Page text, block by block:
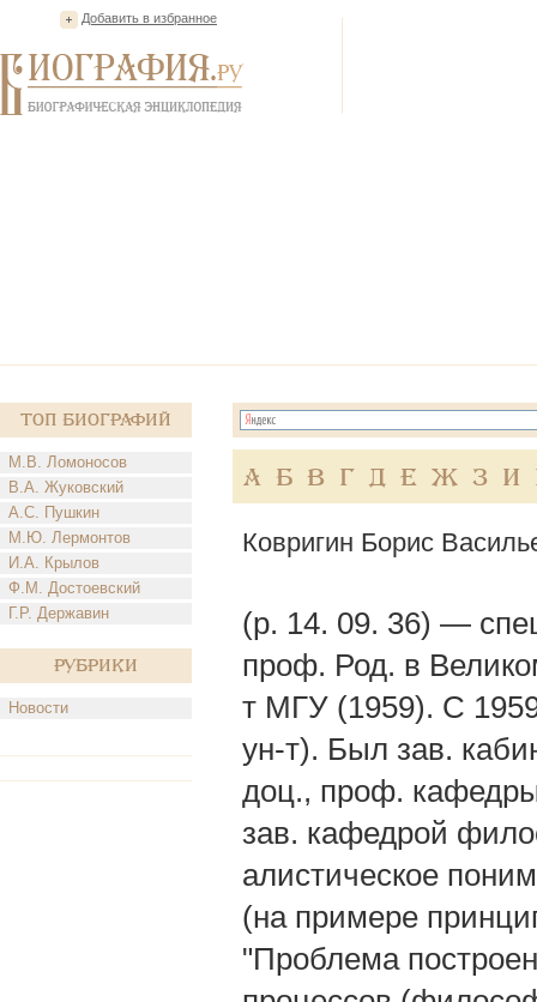
Добавить в избранное
Топ Биографий
М.В. Ломоносов
В.А. Жуковский
А.С. Пушкин
М.Ю. Лермонтов
И.А. Крылов
Ф.М. Достоевский
Г.Р. Державин
Рубрики
Новости
А Б В Г Д Е Ж З И
Ковригин Борис
(р. 14. 09. 36) —
проф. Род. в
т МГУ (1959). С 1959
ун-т). Был зав.
доц., проф.
зав. кафедрой
алистическое
(на примере
"Проблема